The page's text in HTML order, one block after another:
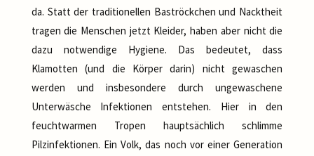
da. Statt der traditionellen Baströckchen und Nacktheit
tragen die Menschen jetzt Kleider, haben aber nicht die
dazu notwendige Hygiene. Das bedeutet, dass
Klamotten (und die Körper darin) nicht gewaschen
werden und insbesondere durch ungewaschene
Unterwäsche Infektionen entstehen. Hier in den
feuchtwarmen Tropen hauptsächlich schlimme
Pilzinfektionen. Ein Volk, das noch vor einer Generation